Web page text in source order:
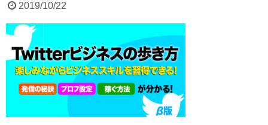
2019/10/22